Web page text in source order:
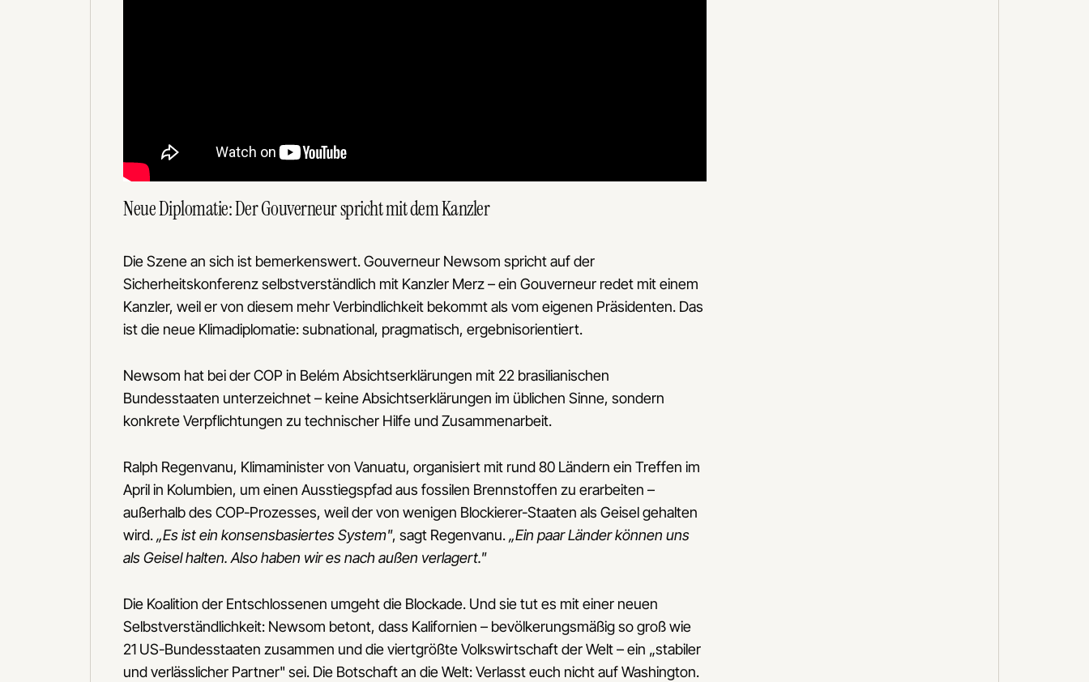
Neue Diplomatie: Der Gouverneur spricht mit dem Kanzler
Die Szene an sich ist bemerkenswert. Gouverneur Newsom spricht auf der
Sicherheitskonferenz selbstverständlich mit Kanzler Merz – ein Gouverneur redet mit einem
Kanzler, weil er von diesem mehr Verbindlichkeit bekommt als vom eigenen Präsidenten. Das
ist die neue Klimadiplomatie: subnational, pragmatisch, ergebnisorientiert.
Newsom hat bei der COP in Belém Absichtserklärungen mit 22 brasilianischen
Bundesstaaten unterzeichnet – keine Absichtserklärungen im üblichen Sinne, sondern
konkrete Verpflichtungen zu technischer Hilfe und Zusammenarbeit.
Ralph Regenvanu, Klimaminister von Vanuatu, organisiert mit rund 80 Ländern ein Treffen im
April in Kolumbien, um einen Ausstiegspfad aus fossilen Brennstoffen zu erarbeiten –
außerhalb des COP-Prozesses, weil der von wenigen Blockierer-Staaten als Geisel gehalten
wird.„Es ist ein konsensbasiertes System", sagt Regenvanu.„Ein paar Länder können uns
als Geisel halten. Also haben wir es nach außen verlagert."
Die Koalition der Entschlossenen umgeht die Blockade. Und sie tut es mit einer neuen
Selbstverständlichkeit: Newsom betont, dass Kalifornien – bevölkerungsmäßig so groß wie
21 US-Bundesstaaten zusammen und die viertgrößte Volkswirtschaft der Welt – ein „stabiler
und verlässlicher Partner" sei. Die Botschaft an die Welt: Verlasst euch nicht auf Washington.